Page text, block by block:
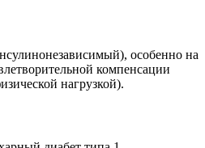
особенно на
компенсации
нагрузкой).